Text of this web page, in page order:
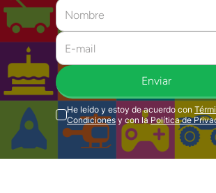
Enviar
He leído y estoy de acuerdo con
Condiciones y con la Política de